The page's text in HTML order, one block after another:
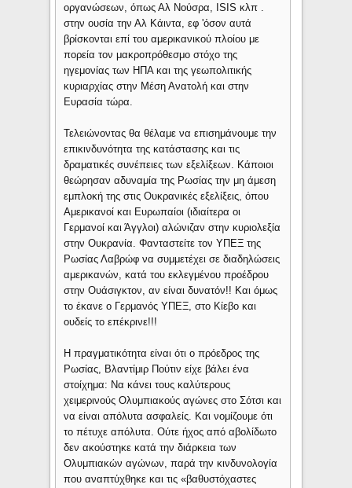
οργανώσεων, όπως Αλ Νούσρα, ISIS κλπ .
στην ουσία την Αλ Κάιντα, εφ 'όσον αυτά
βρίσκονται επί του αμερικανικού πλοίου με
πορεία τον μακροπρόθεσμο στόχο της
ηγεμονίας των ΗΠΑ και της γεωπολιτικής
κυριαρχίας στην Μέση Ανατολή και στην
Ευρασία τώρα.
Τελειώνοντας θα θέλαμε να επισημάνουμε την
επικινδυνότητα της κατάστασης και τις
δραματικές συνέπειες των εξελίξεων. Κάποιοι
θεώρησαν αδυναμία της Ρωσίας την μη άμεση
εμπλοκή της στις Ουκρανικές εξελίξεις, όπου
Αμερικανοί και Ευρωπαίοι (ιδιαίτερα οι
Γερμανοί και Άγγλοι) αλώνιζαν στην κυριολεξία
στην Ουκρανία. Φανταστείτε τον ΥΠΕΞ της
Ρωσίας Λαβρώφ να συμμετέχει σε διαδηλώσεις
αμερικανών, κατά του εκλεγμένου προέδρου
στην Ουάσιγκτον, αν είναι δυνατόν!! Και όμως
το έκανε ο Γερμανός ΥΠΕΞ, στο Κίεβο και
ουδείς το επέκρινε!!!
Η πραγματικότητα είναι ότι ο πρόεδρος της
Ρωσίας, Βλαντίμιρ Πούτιν είχε βάλει ένα
στοίχημα: Να κάνει τους καλύτερους
χειμερινούς Ολυμπιακούς αγώνες στο Σότσι και
να είναι απόλυτα ασφαλείς. Και νομίζουμε ότι
το πέτυχε απόλυτα. Ούτε ήχος από αβολίδωτο
δεν ακούστηκε κατά την διάρκεια των
Ολυμπιακών αγώνων, παρά την κινδυνολογία
που αναπτύχθηκε και τις «βαθυστόχαστες